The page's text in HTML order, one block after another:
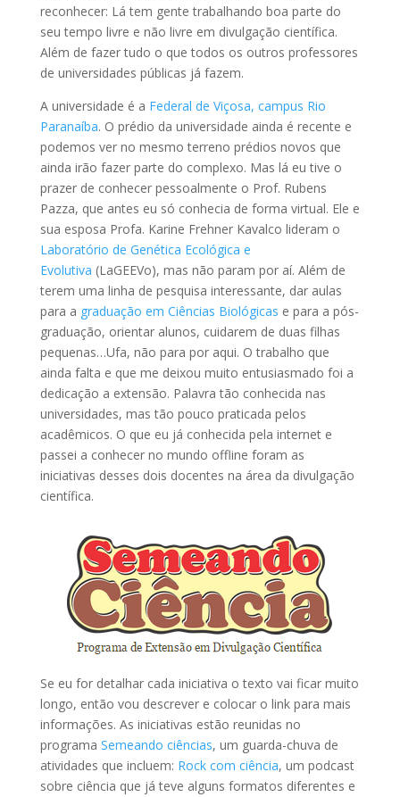
reconhecer: Lá tem gente trabalhando boa parte do
seu tempo livre e não livre em divulgação científica.
Além de fazer tudo o que todos os outros professores
de universidades públicas já fazem.
A universidade é a Federal de Viçosa, campus Rio
Paranaíba. O prédio da universidade ainda é recente e
podemos ver no mesmo terreno prédios novos que
ainda irão fazer parte do complexo. Mas lá eu tive o
prazer de conhecer pessoalmente o Prof. Rubens
Pazza, que antes eu só conhecia de forma virtual. Ele e
sua esposa Profa. Karine Frehner Kavalco lideram o
Laboratório de Genética Ecológica e
Evolutiva (LaGEEVo), mas não param por aí. Além de
terem uma linha de pesquisa interessante, dar aulas
para a graduação em Ciências Biológicas e para a pós-
graduação, orientar alunos, cuidarem de duas filhas
pequenas…Ufa, não para por aqui. O trabalho que
ainda falta e que me deixou muito entusiasmado foi a
dedicação a extensão. Palavra tão conhecida nas
universidades, mas tão pouco praticada pelos
acadêmicos. O que eu já conhecida pela internet e
passei a conhecer no mundo offline foram as
iniciativas desses dois docentes na área da divulgação
científica.
Se eu for detalhar cada iniciativa o texto vai ficar muito
longo, então vou descrever e colocar o link para mais
informações. As iniciativas estão reunidas no
programa Semeando ciências, um guarda-chuva de
atividades que incluem: Rock com ciência, um podcast
sobre ciência que já teve alguns formatos diferentes e